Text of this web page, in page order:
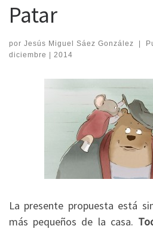
Patar
por Jesús Miguel Sáez González |
diciembre | 2014
La presente propuesta está
más pequeños de la casa.